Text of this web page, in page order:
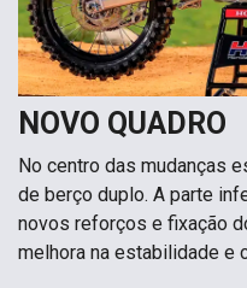
NOVO QUADRO
No centro das mudanças
de berço duplo. A parte
novos reforços e fixação
melhora na estabilidade e